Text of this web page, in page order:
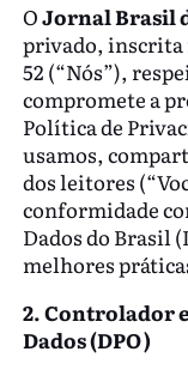
OJornal Brasil
privado, inscrita
52 (“Nós”),
compromete a
Política de
usamos,
dos leitores
conformidade
Dados do Brasil
melhores
2. Controlador
Dados (DPO)